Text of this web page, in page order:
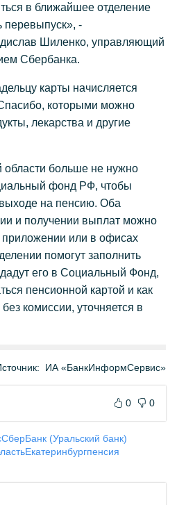
в ближайшее отделение
-
Шиленко, управляющий
Сбербанка.
карты начисляется
которыми можно
лекарства и другие
больше не нужно
фонд РФ, чтобы
на пенсию. Оба
и получении выплат можно
или в офисах
помогут заполнить
его в Социальный Фонд,
пенсионной картой и как
комиссии, уточняется в
ИА «БанкИнформСервис»
0 0
СберБанк (Уральский банк)
Екатеринбургпенсия